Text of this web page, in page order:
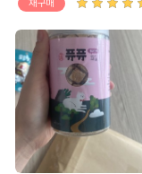
재구매